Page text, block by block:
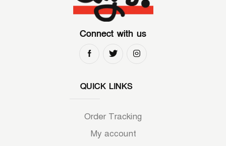
Connect with us
QUICK LINKS
Order Tracking
My account